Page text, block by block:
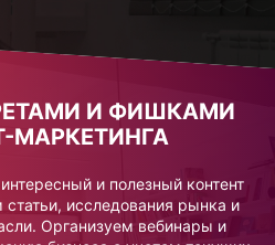
И ФИШКАМИ
МАРКЕТИНГА
и полезный контент
исследования рынка и
Организуем вебинары и